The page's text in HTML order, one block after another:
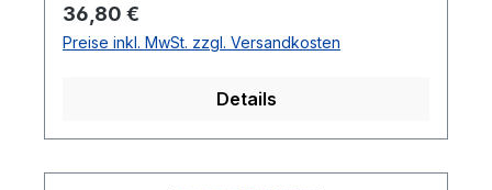
Regulärer Preis:
36,80 €
Preise inkl. MwSt. zzgl. Versandkosten
Details